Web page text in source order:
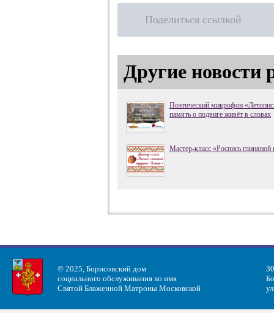
Поделиться ссылкой
Другие новости
Поэтический микрофон
память о подвиге живёт в словах
Мастер-класс «Роспись
© 2025, Борисовский дом
социального обслуживания во имя
Святой Блаженной Матроны Московской